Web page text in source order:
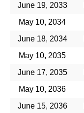
June 19, 2033
May 10, 2034
June 18, 2034
May 10, 2035
June 17, 2035
May 10, 2036
June 15, 2036